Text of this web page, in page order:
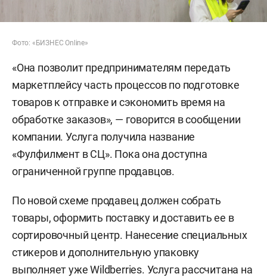
Фото: «БИЗНЕС Online»
«Она позволит предпринимателям передать
маркетплейсу часть процессов по подготовке
товаров к отправке и сэкономить время на
обработке заказов», — говорится в сообщении
компании. Услуга получила название
«Фулфилмент в СЦ». Пока она доступна
ограниченной группе продавцов.
По новой схеме продавец должен собрать
товары, оформить поставку и доставить ее в
сортировочный центр. Нанесение специальных
стикеров и дополнительную упаковку
выполняет уже Wildberries. Услуга рассчитана на